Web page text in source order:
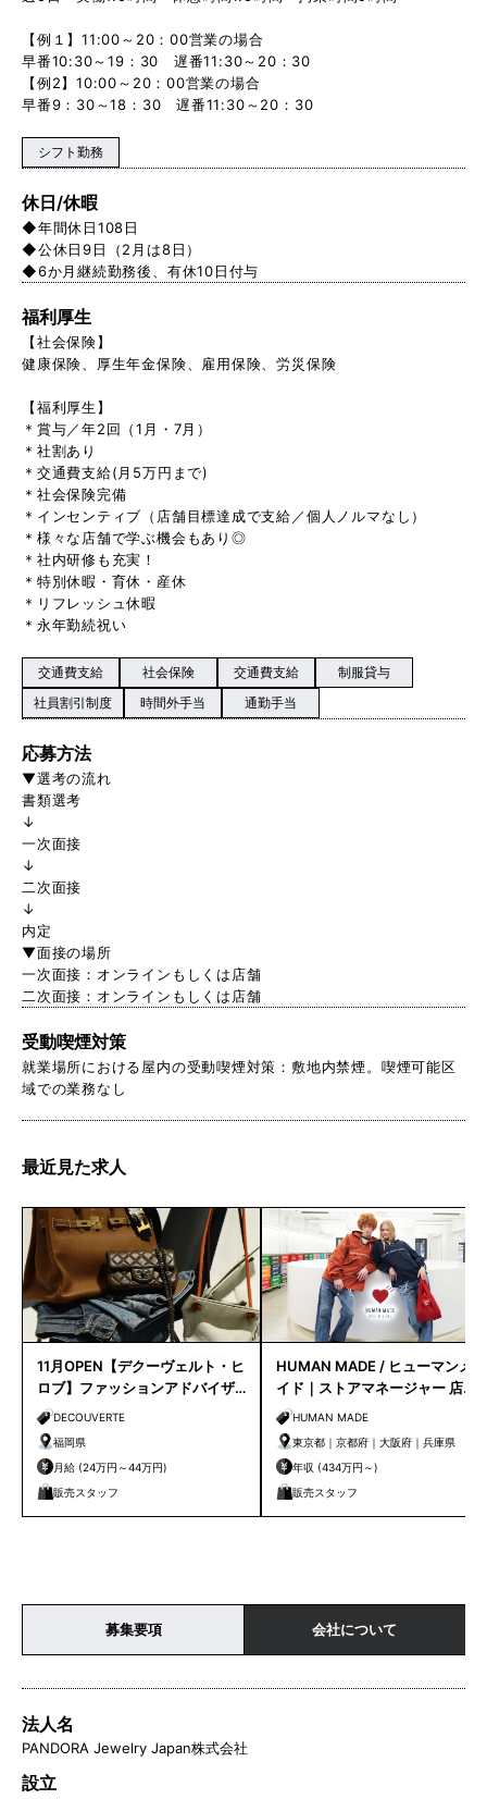
【例１】11:00～20：00営業の場合
早番10:30～19：30 遅番11:30～20：30
【例2】10:00～20：00営業の場合
早番9：30～18：30 遅番11:30～20：30
シフト勤務
休日/休暇
◆年間休日108日
◆公休日9日（2月は8日）
◆6か月継続勤務後、有休10日付与
福利厚生
【社会保険】
健康保険、厚生年金保険、雇用保険、労災保険
【福利厚生】
＊賞与／年2回（1月・7月）
＊社割あり
＊交通費支給(月5万円まで)
＊社会保険完備
＊インセンティブ（店舗目標達成で支給／個人ノルマなし）
＊様々な店舗で学ぶ機会もあり◎
＊社内研修も充実！
＊特別休暇・育休・産休
＊リフレッシュ休暇
＊永年勤続祝い
交通費支給 社会保険 交通費支給
制服貸与
社員割引制度
時間外手当 通勤手当
応募方法
▼選考の流れ
書類選考
↓
一次面接
↓
二次面接
↓
内定
▼面接の場所
一次面接：オンラインもしくは店舗
二次面接：オンラインもしくは店舗
受動喫煙対策
就業場所における屋内の受動喫煙対策：敷地内禁煙。喫煙可能区
域での業務なし
最近見た求人
11月OPEN【デクーヴェルト・ヒ
ロブ】ファッションアドバイザ
ー｜天神店
DECOUVERTE
福岡県
月給 (24万円～44万円)
販売スタッフ
HUMAN MADE / ヒューマンメ
イド｜ストアマネージャー 店長
候補HUMAN MADE
東京都｜京都府｜大阪府｜兵庫県
年収 (434万円～)
販売スタッフ
募集要項 会社について
法人名
PANDORA Jewelry Japan株式会社
設立